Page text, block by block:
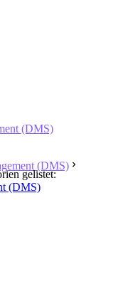
(DMS)
(DMS)
gelistet:
(DMS)